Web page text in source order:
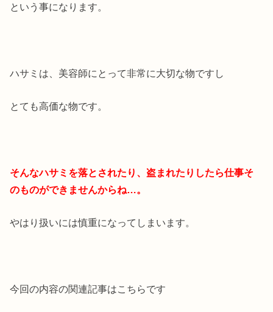
という事になります。
ハサミは、美容師にとって非常に大切な物ですし
とても高価な物です。
そんなハサミを落とされたり、盗まれたりしたら仕事そ
のものができませんからね…。
やはり扱いには慎重になってしまいます。
今回の内容の関連記事はこちらです